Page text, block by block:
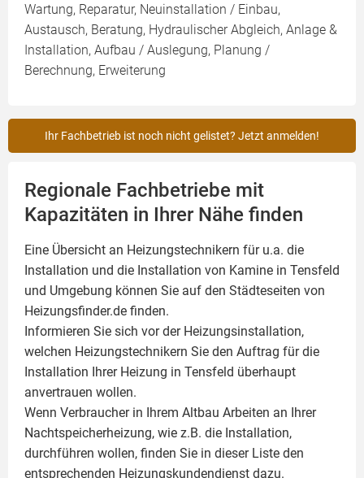
Wartung, Reparatur, Neuinstallation / Einbau,
Austausch, Beratung, Hydraulischer Abgleich, Anlage &
Installation, Aufbau / Auslegung, Planung /
Berechnung, Erweiterung
Ihr Fachbetrieb ist noch nicht gelistet? Jetzt anmelden!
Regionale Fachbetriebe mit
Kapazitäten in Ihrer Nähe finden
Eine Übersicht an Heizungstechnikern für u.a. die
Installation und die Installation von Kamine in Tensfeld
und Umgebung können Sie auf den Städteseiten von
Heizungsfinder.de finden.
Informieren Sie sich vor der Heizungsinstallation,
welchen Heizungstechnikern Sie den Auftrag für die
Installation Ihrer Heizung in Tensfeld überhaupt
anvertrauen wollen.
Wenn Verbraucher in Ihrem Altbau Arbeiten an Ihrer
Nachtspeicherheizung, wie z.B. die Installation,
durchführen wollen, finden Sie in dieser Liste den
entsprechenden Heizungskundendienst dazu.